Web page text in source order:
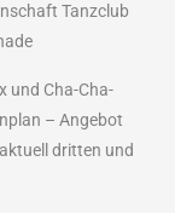
Tanzclub
und Cha-Cha-
– Angebot
dritten und